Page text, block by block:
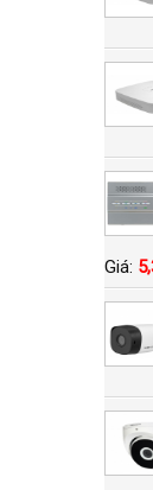
Giá: